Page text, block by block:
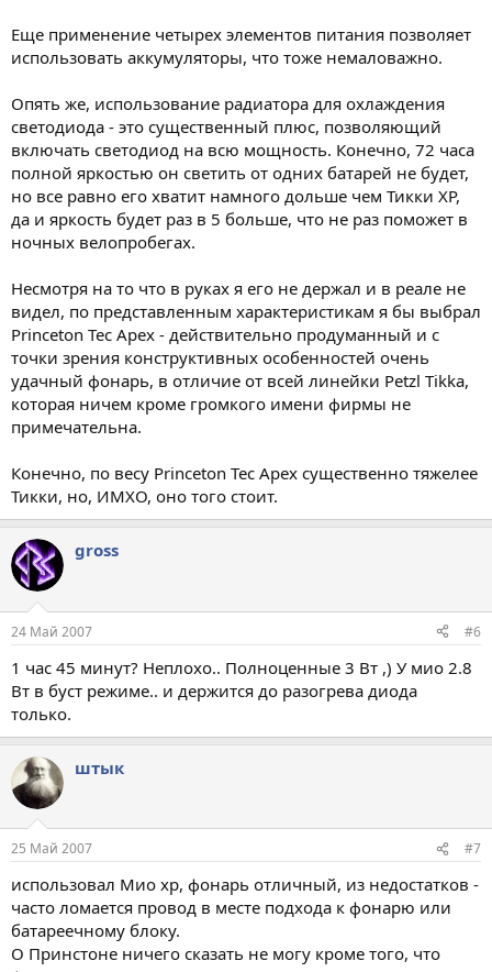
Еще применение четырех элементов питания позволяет
использовать аккумуляторы, что тоже немаловажно.
Опять же, использование радиатора для охлаждения
светодиода - это существенный плюс, позволяющий
включать светодиод на всю мощность. Конечно, 72 часа
полной яркостью он светить от одних батарей не будет,
но все равно его хватит намного дольше чем Тикки ХР,
да и яркость будет раз в 5 больше, что не раз поможет в
ночных велопробегах.
Несмотря на то что в руках я его не держал и в реале не
видел, по представленным характеристикам я бы выбрал
Princeton Tec Apex - действительно продуманный и с
точки зрения конструктивных особенностей очень
удачный фонарь, в отличие от всей линейки Petzl Tikka,
которая ничем кроме громкого имени фирмы не
примечательна.
Конечно, по весу Princeton Tec Apex существенно тяжелее
Тикки, но, ИМХО, оно того стоит.
gross
24 Май 2007 #6
1 час 45 минут? Неплохо.. Полноценные 3 Вт ,) У мио 2.8
Вт в буст режиме.. и держится до разогрева диода
только.
штык
25 Май 2007 #7
использовал Мио хр, фонарь отличный, из недостатков -
часто ломается провод в месте подхода к фонарю или
батареечному блоку.
О Принстоне ничего сказать не могу кроме того, что